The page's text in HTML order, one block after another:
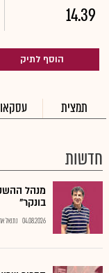
14.39
הוסף לתיק
תמצית
חדשות
מנהל
בונקר"
04.08.2026 נתנאל